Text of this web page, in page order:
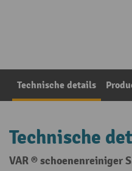
Technische details
Technische
VAR ® schoenenreiniger